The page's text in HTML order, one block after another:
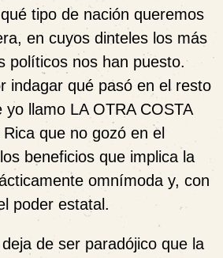
tipo de nación queremos
en cuyos dinteles los más
políticos nos han puesto.
indagar qué pasó en el resto
llamo LA OTRA COSTA
que no gozó en el
beneficios que implica la
omnímoda y, con
poder estatal.
de ser paradójico que la